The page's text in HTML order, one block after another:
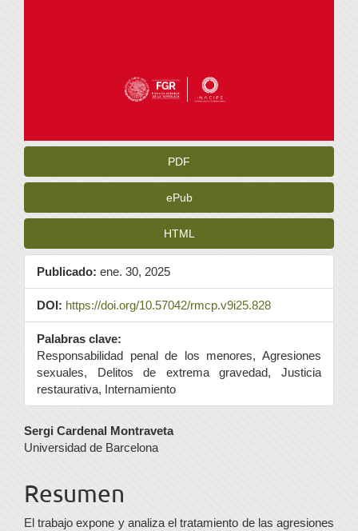
PDF
ePub
HTML
Publicado: ene. 30, 2025
DOI: https://doi.org/10.57042/rmcp.v9i25.828
Palabras clave:
Responsabilidad penal de los menores, Agresiones
sexuales, Delitos de extrema gravedad, Justicia
restaurativa, Internamiento
Contenido
principal
del
artículo
Sergi Cardenal Montraveta
Universidad de Barcelona
Resumen
El trabajo expone y analiza el tratamiento de las agresiones